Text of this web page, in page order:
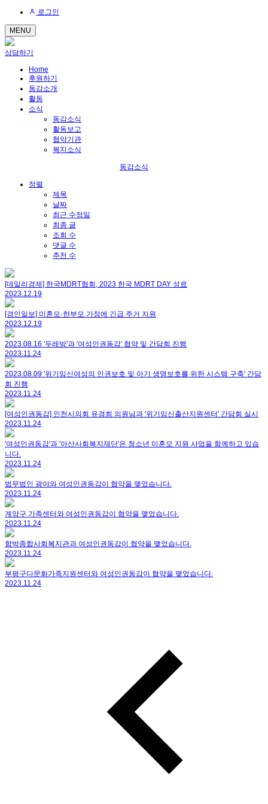
로그인
MENU
상담하기
Home
후원하기
동감소개
활동
소식
동감소식
활동보고
협약기관
복지소식
동감소식
정렬
제목
날짜
최근 수정일
최종 글
조회 수
댓글 수
추천 수
[데일리경제] 한국MDRT협회, 2023 한국 MDRT DAY 성료
2023.12.19
[경인일보] 미혼모·한부모 가정에 긴급 주거 지원
2023.12.19
2023.08.16 '두레방'과 '여성인권동감' 협약 및 간담회 진행
2023.11.24
2023.08.09 '위기임신여성의 인권보호 및 아기 생명보호를 위한 시스템 구축' 간담
회 진행
2023.11.24
[여성인권동감] 인천시의회 유경희 의원님과 '위기임신출산지원센터' 간담회 실시
2023.11.24
'여성인권동감'과 '아산사회복지재단'은 청소년 미혼모 지원 사업을 함께하고 있습
니다.
2023.11.24
법무법인 광야와 여성인권동감이 협약을 맺었습니다.
2023.11.24
계양구 가족센터와 여성인권동감이 협약을 맺었습니다.
2023.11.24
함박종합사회복지관과 여성인권동감이 협약을 맺었습니다.
2023.11.24
부평구다문화가족지원센터와 여성인권동감이 협약을 맺었습니다.
2023.11.24